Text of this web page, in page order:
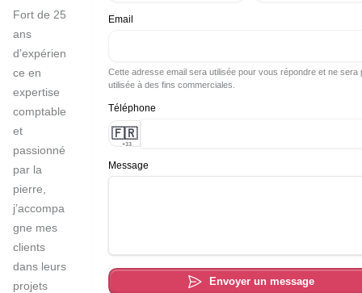
nel,
Fort de 25
ans
d’expérien
ce en
expertise
comptable
et
passionné
par la
pierre,
j’accompa
gne mes
clients
dans leurs
projets
Email
Cette adresse email sera utilisée pour vous répondre et ne sera
utilisée à des fins commerciales.
Téléphone
🇫🇷
+33
Message
Envoyer un message